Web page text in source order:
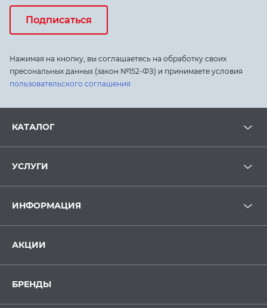
Подписаться
Нажимая на кнопку, вы соглашаетесь на обработку своих
пресональных данных (закон №152-ФЗ) и принимаете условия
пользовательского соглашения
КАТАЛОГ
УСЛУГИ
ИНФОРМАЦИЯ
АКЦИИ
БРЕНДЫ